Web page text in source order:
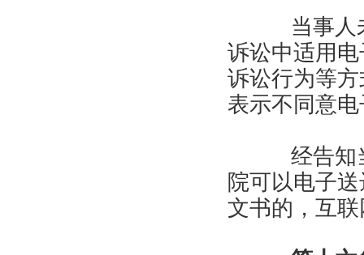
当事人未
诉讼中适用
诉讼行为等
表示不同意
经告知当
院可以电子
文书的，互